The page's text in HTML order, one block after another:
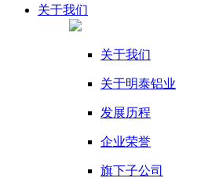
关于我们
关于我们
关于明泰铝业
发展历程
企业荣誉
旗下子公司